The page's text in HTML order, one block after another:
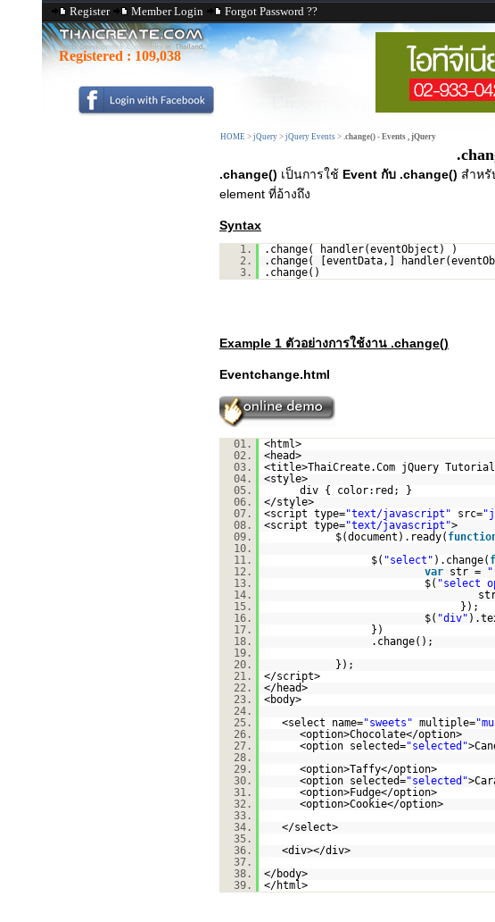
Register Member Login Forgot Password ??
Registered : 109,038
HOME > jQuery > jQuery Events > .change() - Events , jQuery
.change() เป็นการใช้ Event กับ .change() สำหรั
element ที่อ้างถึง
Syntax
1.
.change( handler(eventObject) )
2.
.change( [eventData,]
3.
.change()
Example 1 ตัวอย่างการใช้งาน .change()
Eventchange.html
01.
<html>
02.
<head>
03.
<title>ThaiCreate.Com jQuery
04.
<style>
05.
div { color:red; }
06.
</style>
07.
<script type="text/javascript" src=
08.
<script type="text/javascript">
09.
$(document).ready(
10.
11.
$( "select" ).change(
12.
var str =
13.
$( "select
14.
15.
});
16.
$( "div"
17.
})
18.
.change();
19.
20.
});
21.
</script>
22.
</head>
23.
<body>
24.
25.
<select name="sweets" multiple=
26.
<option>Chocolate</option>
27.
<option selected="selected"
28.
29.
<option>Taffy</option>
30.
<option selected="selected"
31.
<option>Fudge</option>
32.
<option>Cookie</option>
33.
34.
</select>
35.
36.
<div></div>
37.
38.
</body>
39.
</html>